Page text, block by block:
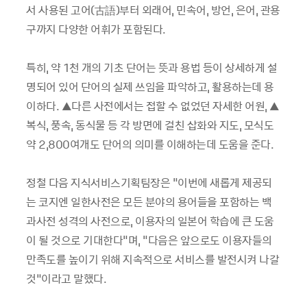
서 사용된 고어(古語)부터 외래어, 민속어, 방언, 은어, 관용
구까지 다양한 어휘가 포함된다.
특히, 약 1천 개의 기초 단어는 뜻과 용법 등이 상세하게 설
명되어 있어 단어의 실제 쓰임을 파악하고, 활용하는데 용
이하다. ▲다른 사전에서는 접할 수 없었던 자세한 어원, ▲
복식, 풍속, 동식물 등 각 방면에 걸친 삽화와 지도, 모식도
약 2,800여개도 단어의 의미를 이해하는데 도움을 준다.
정철 다음 지식서비스기획팀장은 "이번에 새롭게 제공되
는 코지엔 일한사전은 모든 분야의 용어들을 포함하는 백
과사전 성격의 사전으로, 이용자의 일본어 학습에 큰 도움
이 될 것으로 기대한다"며, "다음은 앞으로도 이용자들의
만족도를 높이기 위해 지속적으로 서비스를 발전시켜 나갈
것”이라고 말했다.